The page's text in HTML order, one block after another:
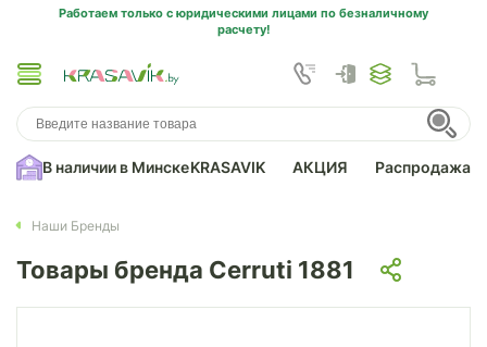
Работаем только с юридическими лицами по безналичному
расчету!
В наличии в МинскеKRASAVIK АКЦИЯ Распродажа
Наши Бренды
Товары бренда Cerruti 1881